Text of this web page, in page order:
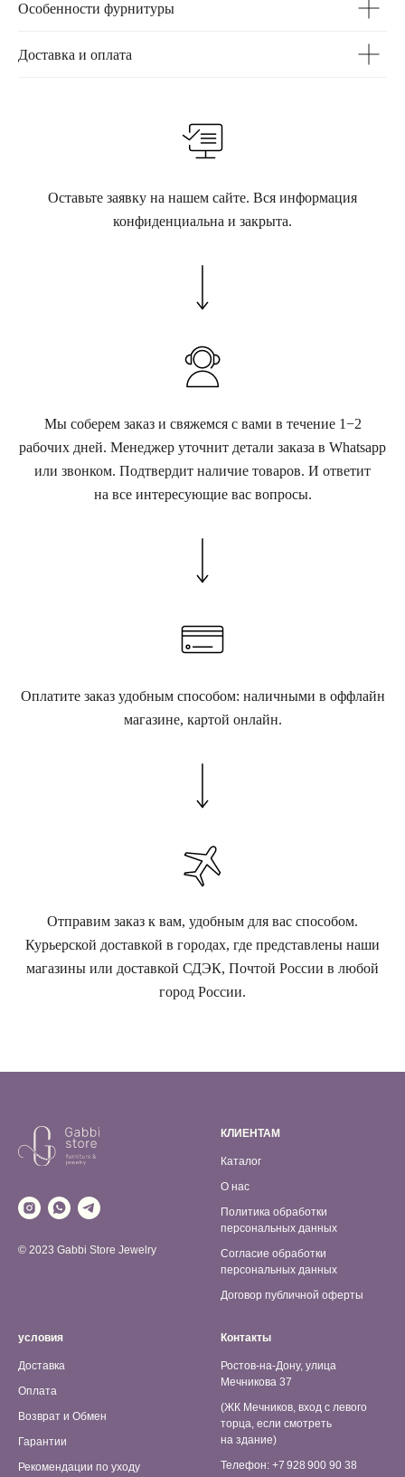
Особенности фурнитуры
Доставка и оплата
Оставьте заявку на нашем сайте. Вся информация
конфиденциальна и закрыта.
Мы соберем заказ и свяжемся с вами в течение 1−2
рабочих дней. Менеджер уточнит детали заказа в Whatsapp
или звонком. Подтвердит наличие товаров. И ответит
на все интересующие вас вопросы.
Оплатите заказ удобным способом: наличными в оффлайн
магазине, картой онлайн.
Отправим заказ к вам, удобным для вас способом.
Курьерской доставкой в городах, где представлены наши
магазины или доставкой СДЭК, Почтой России в любой
город России.
© 2023 Gabbi Store Jewelry
КЛИЕНТАМ
Каталог
О нас
Политика обработки
персональных данных
Согласие обработки
персональных данных
Договор публичной оферты
условия
Доставка
Оплата
Возврат и Обмен
Гарантии
Рекомендации по уходу
Контакты
Ростов-на-Дону, улица
Мечникова 37
(ЖК Мечников, вход с левого
торца, если смотреть
на здание)
Телефон: +7 928 900 90 38